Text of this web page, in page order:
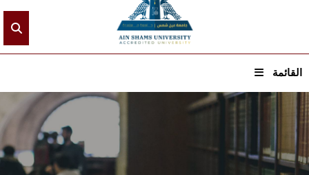
القائمة
الرئيسيـة
عن الجامعة